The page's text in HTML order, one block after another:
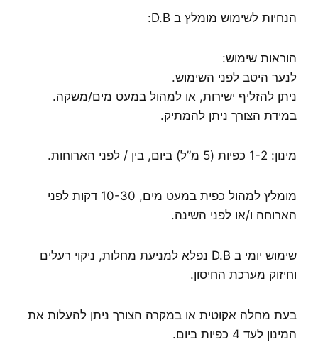
הנחיות לשימוש מומלץ ב D.B:
הוראות שימוש:
לנער היטב לפני השימוש.
ניתן להזליף ישירות, או למהול במעט מים/משקה.
במידת הצורך ניתן להמתיק.
מינון: 1-2 כפיות (5 מ”ל) ביום, בין / לפני הארוחות.
מומלץ למהול כפית במעט מים, 10-30 דקות לפני
הארוחה ו/או לפני השינה.
שימוש יומי ב D.B נפלא למניעת מחלות, ניקוי רעלים
וחיזוק מערכת החיסון.
בעת מחלה אקוטית או במקרה הצורך ניתן להעלות את
המינון לעד 4 כפיות ביום.